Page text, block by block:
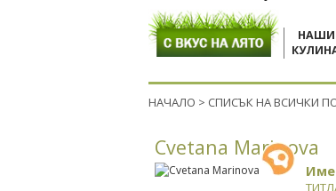
НАЧАЛО > СПИСЪК НА ВСИЧКИ
Cvetana Marinova